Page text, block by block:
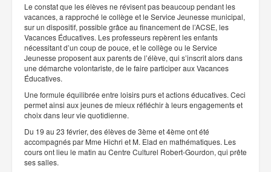
Le constat que les élèves ne révisent pas beaucoup pendant les
vacances, a rapproché le collège et le Service Jeunesse municipal,
sur un dispositif, possible grâce au financement de l’ACSE, les
Vacances Éducatives. Les professeurs repèrent les enfants
nécessitant d’un coup de pouce, et le collège ou le Service
Jeunesse proposent aux parents de l’élève, qui s’inscrit alors dans
une démarche volontariste, de le faire participer aux Vacances
Éducatives.
Une formule équilibrée entre loisirs purs et actions éducatives. Ceci
permet ainsi aux jeunes de mieux réfléchir à leurs engagements et
choix dans leur vie quotidienne.
Du 19 au 23 février, des élèves de 3ème et 4ème ont été
accompagnés par Mme Hichri et M. Elad en mathématiques. Les
cours ont lieu le matin au Centre Culturel Robert-Gourdon, qui prête
ses salles.